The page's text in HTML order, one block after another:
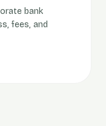
bank
fees, and